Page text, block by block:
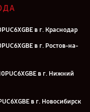
в г. Краснодар
в г. Ростов-на-
в г. Нижний
в г. Новосибирск